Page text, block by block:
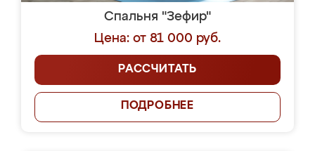
Спальня "Зефир"
Цена: от 81 000 руб.
РАССЧИТАТЬ
ПОДРОБНЕЕ